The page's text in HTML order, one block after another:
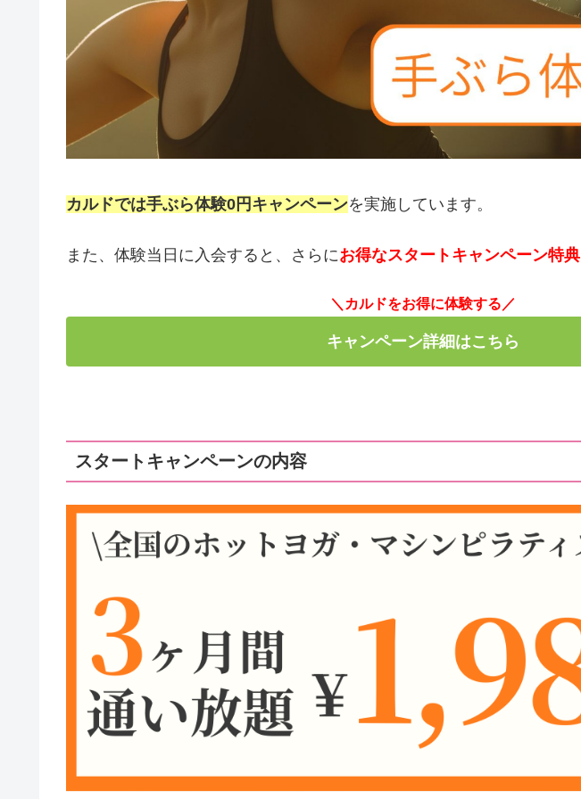
カルドでは手ぶら体験0円キャンペーンを実施しています。
また、体験当日に入会すると、さらにお得なスタートキャンペーン特典
＼カルドをお得に体験する／
キャンペーン詳細はこちら
スタートキャンペーンの内容